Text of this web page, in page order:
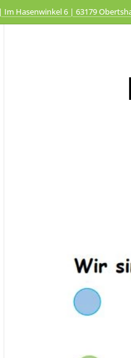
Hasenwinkel 6 | 63179